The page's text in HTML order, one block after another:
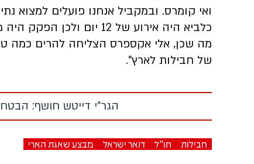
ואי קומרס. ובמקביל אנחנו פועלים למצוא
כלביא היה אירוע של 12
מה שכן, אלי אקספרס הצליחה להרים כמה
של חבילות לארץ".
הגר"י דייטש חושף:
חבילות חו"ל דואר ישראל מבצע שאגת הארי